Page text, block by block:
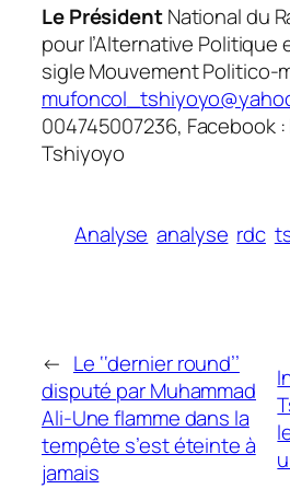
Le PrésidentNational du
pour l’Alternative Politique
sigle Mouvement Politico-
004745007236, Facebook
Tshiyoyo
Analyse analyse rdc
← Le ‘‘dernier round’’
disputé par Muhammad
Ali-Une flamme dans la
tempête s’est éteinte à
jamais